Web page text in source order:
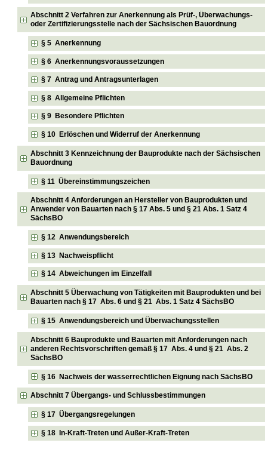
Abschnitt 2 Verfahren zur Anerkennung als Prüf-, Überwachungs-
oder Zertifizierungsstelle nach der Sächsischen Bauordnung
§ 5 Anerkennung
§ 6 Anerkennungsvoraussetzungen
§ 7 Antrag und Antragsunterlagen
§ 8 Allgemeine Pflichten
§ 9 Besondere Pflichten
§ 10 Erlöschen und Widerruf der Anerkennung
Abschnitt 3 Kennzeichnung der Bauprodukte nach der Sächsischen
Bauordnung
§ 11 Übereinstimmungszeichen
Abschnitt 4 Anforderungen an Hersteller von Bauprodukten und
Anwender von Bauarten nach § 17 Abs. 5 und § 21 Abs. 1 Satz 4
SächsBO
§ 12 Anwendungsbereich
§ 13 Nachweispflicht
§ 14 Abweichungen im Einzelfall
Abschnitt 5 Überwachung von Tätigkeiten mit Bauprodukten und bei
Bauarten nach § 17 Abs. 6 und § 21 Abs. 1 Satz 4 SächsBO
§ 15 Anwendungsbereich und Überwachungsstellen
Abschnitt 6 Bauprodukte und Bauarten mit Anforderungen nach
anderen Rechtsvorschriften gemäß § 17 Abs. 4 und § 21 Abs. 2
SächsBO
§ 16 Nachweis der wasserrechtlichen Eignung nach SächsBO
Abschnitt 7 Übergangs- und Schlussbestimmungen
§ 17 Übergangsregelungen
§ 18 In-Kraft-Treten und Außer-Kraft-Treten